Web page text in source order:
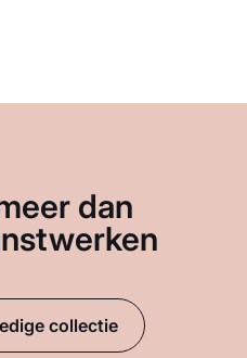
dan
collectie